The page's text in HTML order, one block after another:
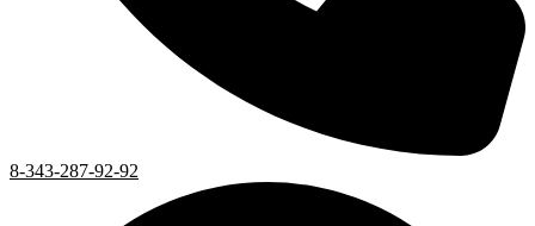
8-343-287-92-92